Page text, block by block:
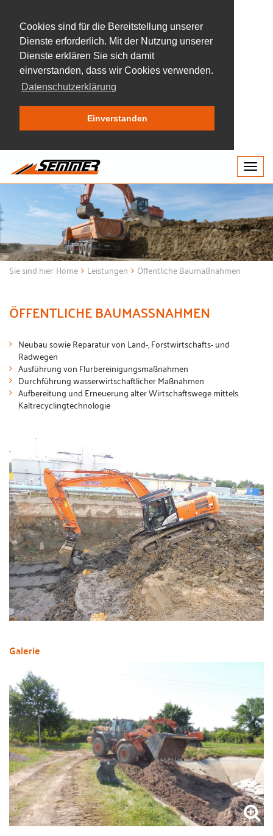
Cookies sind für die Bereitstellung unserer
Dienste erforderlich. Mit der Nutzung unserer
Dienste erklären Sie sich damit
einverstanden, dass wir Cookies verwenden.
Datenschutzerklärung
Einverstanden
Sie sind hier:Home Leistungen Öffentliche Baumaßnahmen
ÖFFENTLICHE BAUMASSNAHMEN
Neubau sowie Reparatur von Land-, Forstwirtschafts- und
Radwegen
Ausführung von Flurbereinigungsmaßnahmen
Durchführung wasserwirtschaftlicher Maßnahmen
Aufbereitung und Erneuerung alter Wirtschaftswege mittels
Kaltrecyclingtechnologie
Galerie